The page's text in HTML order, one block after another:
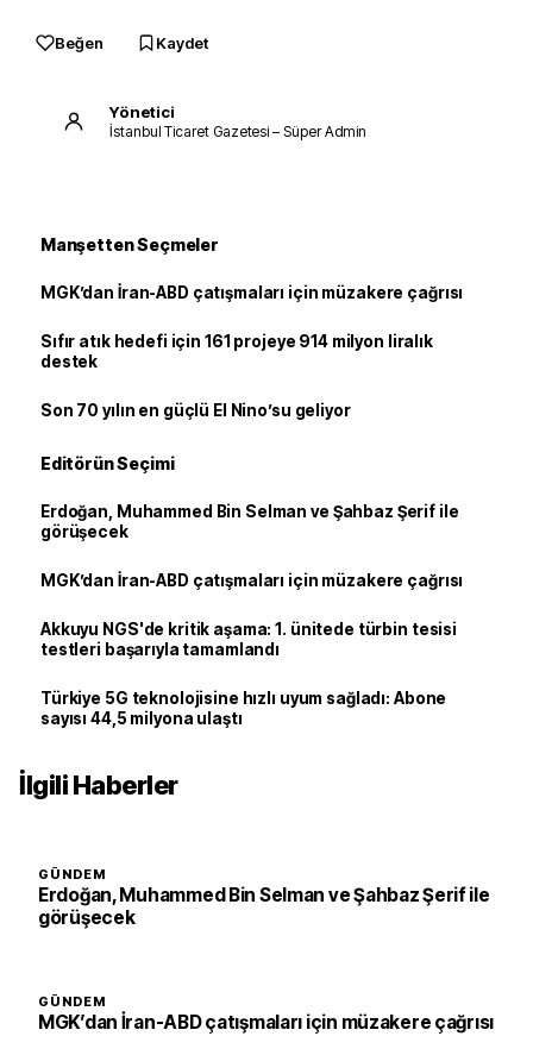
Beğen Kaydet
Yönetici
İstanbul Ticaret Gazetesi – Süper Admin
Manşetten Seçmeler
MGK’dan İran-ABD çatışmaları için müzakere çağrısı
Sıfır atık hedefi için 161 projeye 914 milyon liralık
destek
Son 70 yılın en güçlü El Nino’su geliyor
Editörün Seçimi
Erdoğan, Muhammed Bin Selman ve Şahbaz Şerif ile
görüşecek
MGK’dan İran-ABD çatışmaları için müzakere çağrısı
Akkuyu NGS'de kritik aşama: 1. ünitede türbin tesisi
testleri başarıyla tamamlandı
Türkiye 5G teknolojisine hızlı uyum sağladı: Abone
sayısı 44,5 milyona ulaştı
İlgili Haberler
GÜNDEM
Erdoğan, Muhammed Bin Selman ve Şahbaz Şerif ile
görüşecek
GÜNDEM
MGK’dan İran-ABD çatışmaları için müzakere çağrısı